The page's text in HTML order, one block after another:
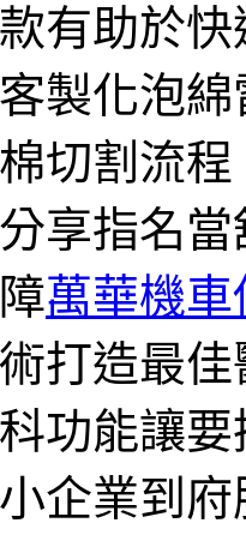
有助於快
製化泡
切割流
享指名
萬華機車
打造最
功能讓
企業到